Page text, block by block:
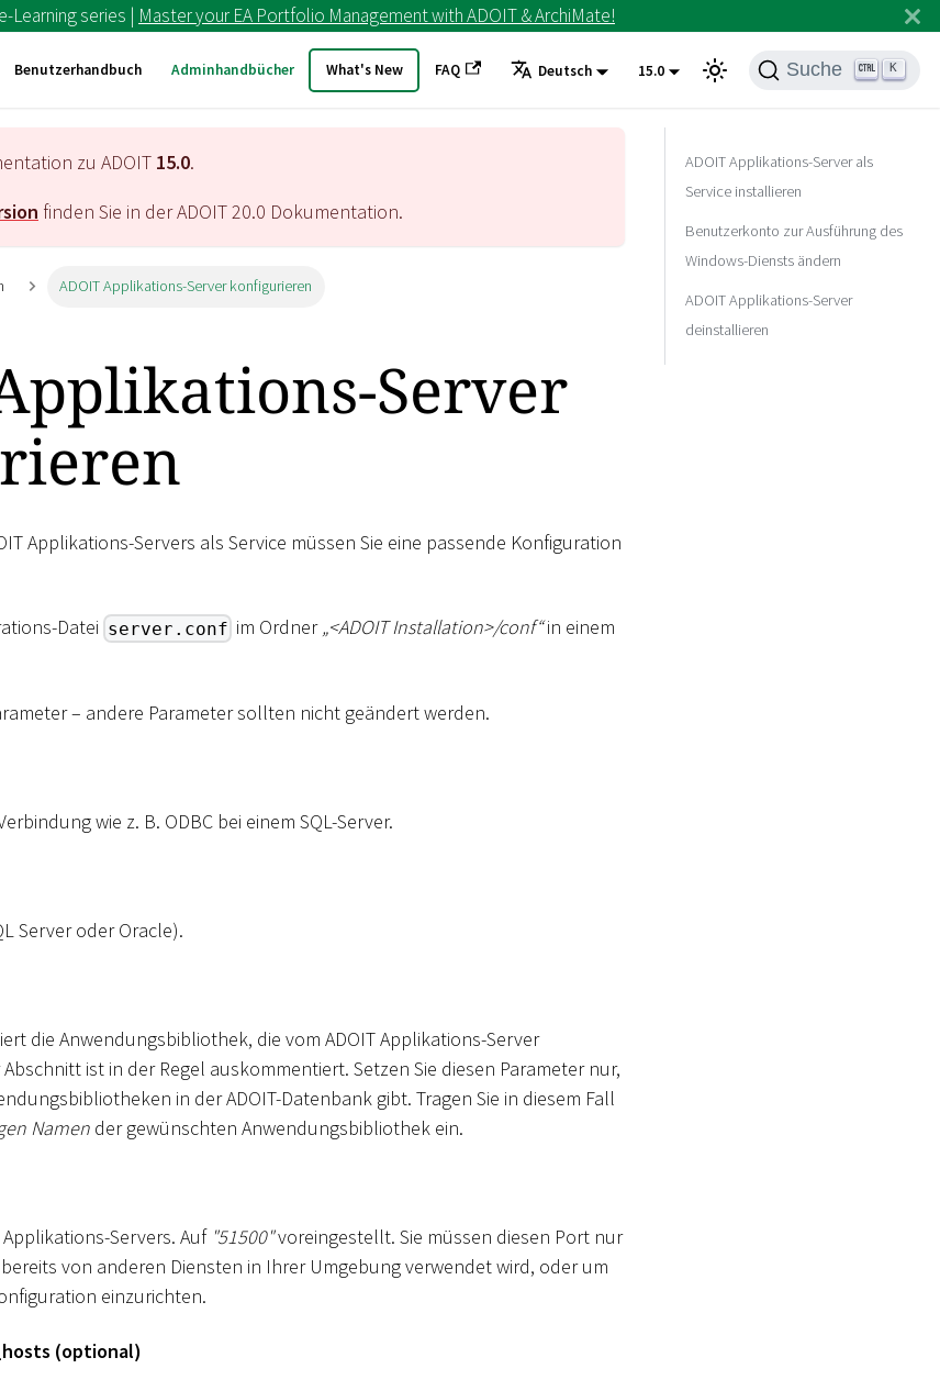
Learning series | Master your EA Portfolio Management with ADOIT & ArchiMate!
Benutzerhandbuch Adminhandbücher What's New FAQ Deutsch 15.0 Suche K
zu ADOIT 15.0.
finden Sie in der ADOIT20.0 Dokumentation.
ADOIT Applikations-Server konfigurieren
Server
Applikations-Servers als Service müssen Sie eine passende Konfiguration
Datei server.conf im Ordner „<ADOIT Installation>/conf“in einem
– andere Parameter sollten nicht geändert werden.
wie z. B. ODBC bei einem SQL-Server.
Server oder Oracle).
die Anwendungsbibliothek, die vom ADOIT Applikations-Server
ist in der Regel auskommentiert. Setzen Sie diesen Parameter nur,
in der ADOIT-Datenbank gibt. Tragen Sie in diesem Fall
Namen der gewünschten Anwendungsbibliothek ein.
Servers. Auf "51500"voreingestellt. Sie müssen diesen Port nur
von anderen Diensten in Ihrer Umgebung verwendet wird, oder um
einzurichten.
(optional)
ADOIT Applikations-Server als
Service installieren
Benutzerkonto zur Ausführung des
Windows-Diensts ändern
ADOIT Applikations-Server
deinstallieren